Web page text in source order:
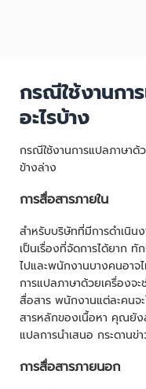
กรณีใช้งานกา
อะไรบ้าง
กรณีใช้งานการแปลภาษา
ข้างล่าง
การสื่อสารภายใน
สำหรับบริษัทที่มีการดำเนิน
เป็นเรื่องที่จัดการได้ยาก
ไปและพนักงานบางคนอาจ
การแปลภาษาด้วยเครื่องจ
สื่อสาร พนักงานแต่ละคนจะ
สารหลักของเนื้อหา คุณยัง
แปลการนำเสนอ กระดาน
การสื่อสารภายนอก